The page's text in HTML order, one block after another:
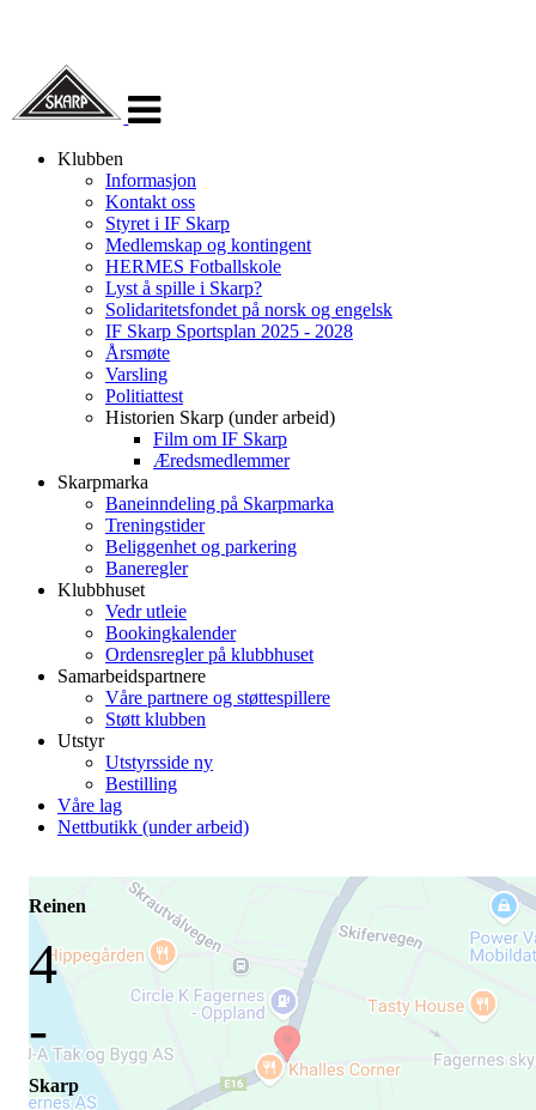
navigasjon
Klubben
Informasjon
Kontakt oss
Styret i IF Skarp
Medlemskap og kontingent
HERMES Fotballskole
Lyst å spille i Skarp?
Solidaritetsfondet på norsk og engelsk
IF Skarp Sportsplan 2025 - 2028
Årsmøte
Varsling
Politiattest
Historien Skarp (under arbeid)
Film om IF Skarp
Æredsmedlemmer
Skarpmarka
Baneinndeling på Skarpmarka
Treningstider
Beliggenhet og parkering
Baneregler
Klubbhuset
Vedr utleie
Bookingkalender
Ordensregler på klubbhuset
Samarbeidspartnere
Våre partnere og støttespillere
Støtt klubben
Utstyr
Utstyrsside ny
Bestilling
Våre lag
Nettbutikk (under arbeid)
Reinen
4
-
Skarp